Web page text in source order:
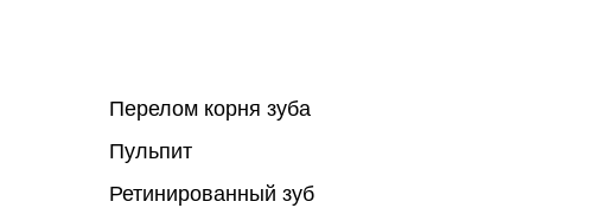
Перелом корня зуба
Пульпит
Ретинированный зуб